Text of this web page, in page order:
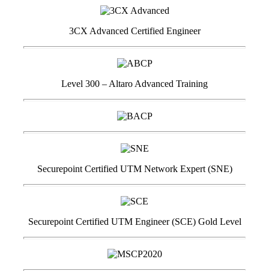
3CX Advanced Certified Engineer
Level 300 – Altaro Advanced Training
Securepoint Certified UTM Network Expert (SNE)
Securepoint Certified UTM Engineer (SCE) Gold Level